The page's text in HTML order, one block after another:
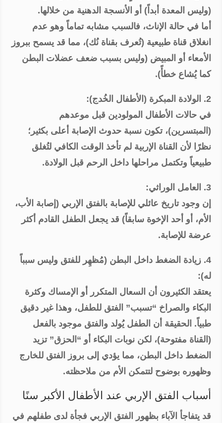
(وليس المعدة أبداً) أو الأنسجة الدهنية من خلالها.
أما في حالة الإناث، فالسبب مشابه تماماً وهو عدم
انغلاق قناة طبيعية (تُعرف بقناة نُك)، مما قد يسمح ببروز
الأمعاء أو المبيض (وليس بسبب ضعف عضلات البطن
كما يُشاع خطأً).
2. الولادة المبكرة (الأطفال الخُدج):
في حالات الأطفال المولودين قبل موعدهم
(المبتسرين)، تكون نسبة حدوث الإصابة أعلى بكثير؛
نظرًا لأن القناة الإربية لم تأخذ الوقت الكافي لتُغلق
طبيعياً وتكتمل مراحلها داخل الرحم قبل الولادة.
3. العامل الوراثي:
إن وجود تاريخ عائلي للإصابة بالفتق الإربي (إصابة الأب،
الأم، أو أحد الإخوة سابقاً) قد يجعل الطفل القادم أكثر
عرضة للإصابة.
4. زيادة الضغط داخل البطن (مُظهِر للفتق وليس سبباً
له):
يعتقد الكثيرون أن السعال المتكرر أو الإمساك وكثرة
البكاء والصراخ “تسبب” الفتق للطفل، وهذا غير دقيق
طبياً. الحقيقة أن الطفل يُولد والفتق موجود بالفعل
(القناة مفتوحة)، لكن نوبات البكاء أو “الحزق” تزيد
الضغط داخل البطن، مما يؤدي إلى بروز الفتق للخارج
وظهوره بوضوح لتتمكن الأم من ملاحظته.
أسباب الفتق الإربي عند الأطفال الأكبر سنًا
قد يتفاجأ الآباء بظهور الفتق الإربي فجأة لدى طفلهم في